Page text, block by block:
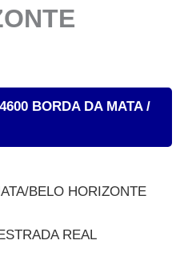
BORDA DA MATA /
BELO HORIZONTE
REAL